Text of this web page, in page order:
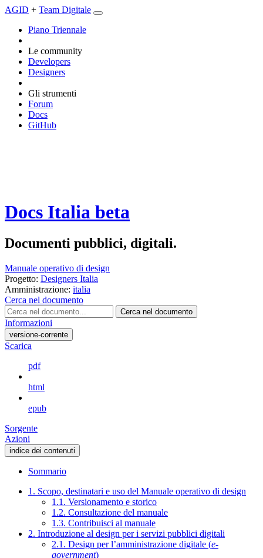
AGID + Team Digitale
Piano Triennale
Le community
Developers
Designers
Gli strumenti
Forum
Docs
GitHub
Docs Italia beta
Documenti pubblici, digitali.
Manuale operativo di design
Progetto: Designers Italia
Amministrazione: italia
Cerca nel documento
Cerca nel documento
Informazioni
versione-corrente
Scarica
pdf
html
epub
Sorgente
Azioni
indice dei contenuti
Sommario
1. Scopo, destinatari e uso del Manuale operativo di design
1.1. Versionamento e storico
1.2. Consultazione del manuale
1.3. Contribuisci al manuale
2. Introduzione al design per i servizi pubblici digitali
2.1. Design per l’amministrazione digitale (e-
government)